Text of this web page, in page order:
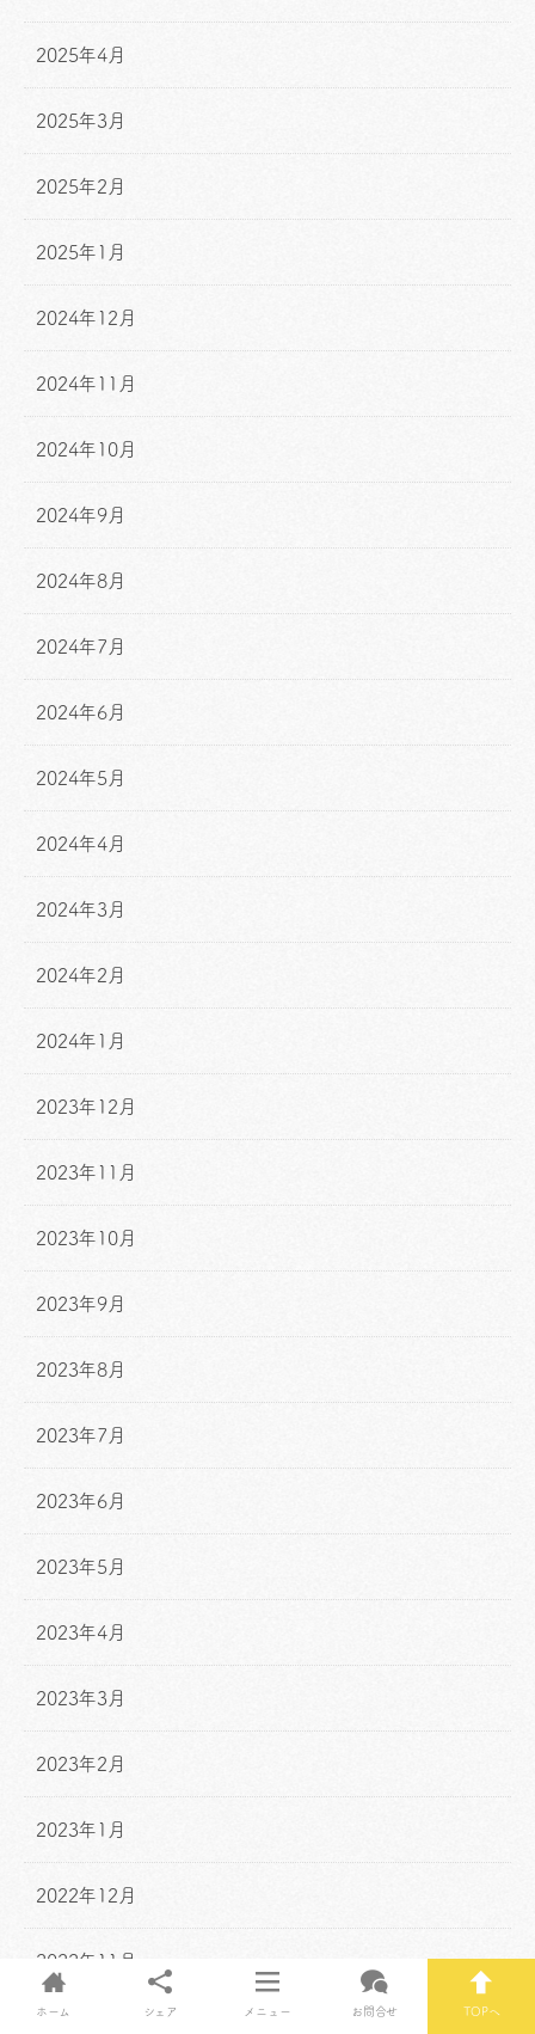
2025年4月
2025年3月
2025年2月
2025年1月
2024年12月
2024年11月
2024年10月
2024年9月
2024年8月
2024年7月
2024年6月
2024年5月
2024年4月
2024年3月
2024年2月
2024年1月
2023年12月
2023年11月
2023年10月
2023年9月
2023年8月
2023年7月
2023年6月
2023年5月
2023年4月
2023年3月
2023年2月
2023年1月
2022年12月
2022年11月
ホーム シェア メニュー お問合せ TOPへ